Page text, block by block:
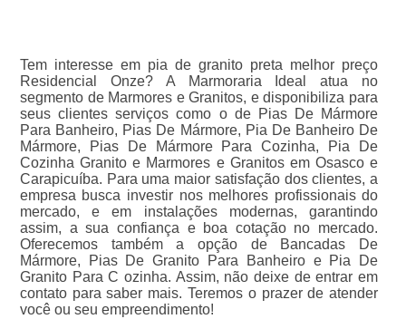
Tem interesse em pia de granito preta melhor preço
Residencial Onze? A Marmoraria Ideal atua no
segmento de Marmores e Granitos, e disponibiliza para
seus clientes serviços como o de Pias De Mármore
Para Banheiro, Pias De Mármore, Pia De Banheiro De
Mármore, Pias De Mármore Para Cozinha, Pia De
Cozinha Granito e Marmores e Granitos em Osasco e
Carapicuíba. Para uma maior satisfação dos clientes, a
empresa busca investir nos melhores profissionais do
mercado, e em instalações modernas, garantindo
assim, a sua confiança e boa cotação no mercado.
Oferecemos também a opção de Bancadas De
Mármore, Pias De Granito Para Banheiro e Pia De
Granito Para C ozinha. Assim, não deixe de entrar em
contato para saber mais. Teremos o prazer de atender
você ou seu empreendimento!